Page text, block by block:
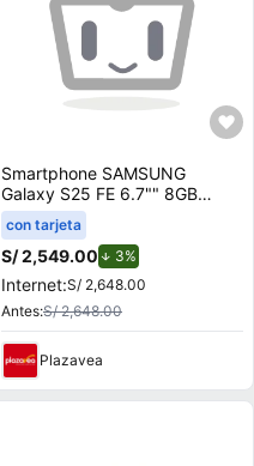
Smartphone SAMSUNG
Galaxy S25 FE 6.7"" 8GB
128GB 50.0 MP + 12.0 MP +
8.0 MP Negro
con tarjeta
S/ 2,549.00 3%
Internet:S/ 2,648.00
Antes:S/ 2,648.00
Plazavea